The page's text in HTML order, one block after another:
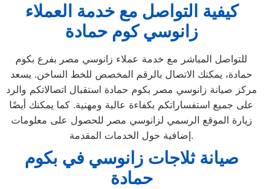
كيفية التواصل مع خدمة العملاء
زانوسي كوم حمادة
للتواصل المباشر مع خدمة عملاء زانوسي مصر بفرع بكوم
حمادة، يمكنك الاتصال بالرقم المخصص للخط الساخن. يسعد
مركز صيانة زانوسي مصر بكوم حمادة استقبال اتصالاتكم والرد
على جميع استفساراتكم بكفاءة عالية ومهنية. كما يمكنك أيضًا
زيارة الموقع الرسمي لزانوسي مصر للحصول على معلومات
إضافية حول الخدمات المقدمة.
صيانة ثلاجات زانوسي في بكوم
حمادة